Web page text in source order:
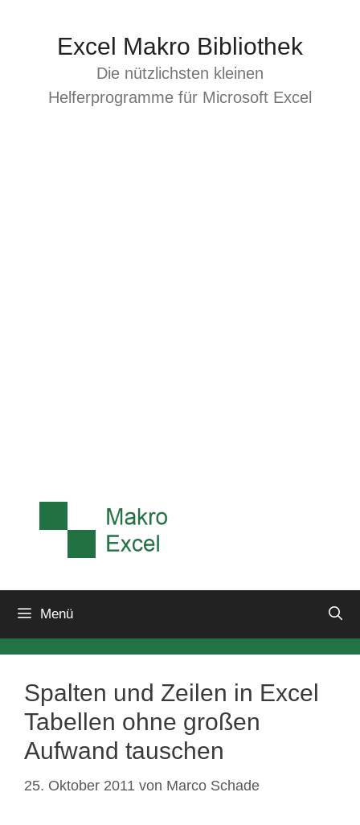
Excel Makro Bibliothek
Die nützlichsten kleinen
Helferprogramme für Microsoft Excel
Menü
Spalten und Zeilen in Excel
Tabellen ohne großen
Aufwand tauschen
25. Oktober 2011 von Marco Schade